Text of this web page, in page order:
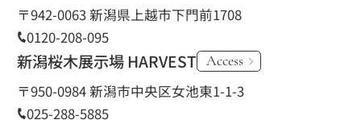
〒942-0063 新潟県上越市下門前1708
0120-208-095
新潟桜木展示場 HARVEST Access
〒950-0984 新潟市中央区女池東1-1-3
025-288-5885